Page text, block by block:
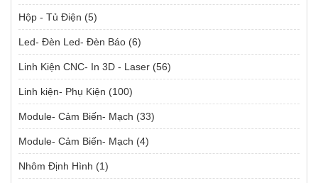
Hộp - Tủ Điện (5)
Led- Đèn Led- Đèn Báo (6)
Linh Kiện CNC- In 3D - Laser (56)
Linh kiện- Phụ Kiện (100)
Module- Cảm Biến- Mạch (33)
Module- Cảm Biến- Mạch (4)
Nhôm Định Hình (1)